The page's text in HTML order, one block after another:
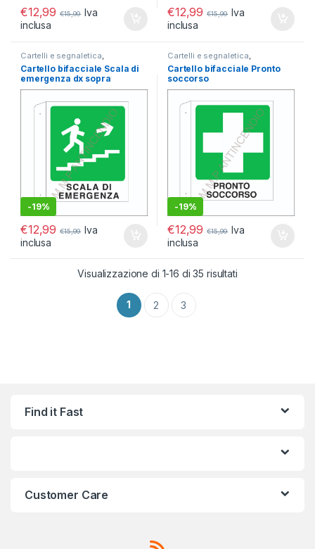
€12,99 €15,99 Iva
inclusa
€12,99 €15,99 Iva
inclusa
Cartelli e segnaletica,
Segnaletica antincendio
Segnaletica Bifacciale
Cartello bifacciale Scala di
emergenza dx sopra
-19%
€12,99 €15,99 Iva
inclusa
Cartelli e segnaletica,
Segnaletica antincendio
Segnaletica Bifacciale
Cartello bifacciale Pronto
soccorso
-19%
€12,99 €15,99 Iva
inclusa
Visualizzazione di 1-16 di 35 risultatiPopolarità
1 2 3
Find it Fast
Customer Care